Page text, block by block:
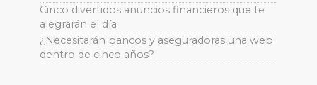
Cinco divertidos anuncios financieros que te
alegrarán el día
¿Necesitarán bancos y aseguradoras una web
dentro de cinco años?